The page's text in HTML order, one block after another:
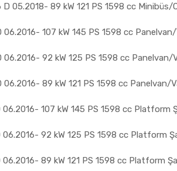
05.2018- 89 kW 121 PS 1598 cc Minibüs/
107 kW 145 PS 1598 cc
92 kW 125 PS 1598 cc Panelvan/
89 kW 121 PS 1598 cc Panelvan/
107 kW 145 PS 1598 cc Platform
92 kW 125 PS 1598 cc Platform
89 kW 121 PS 1598 cc Platform